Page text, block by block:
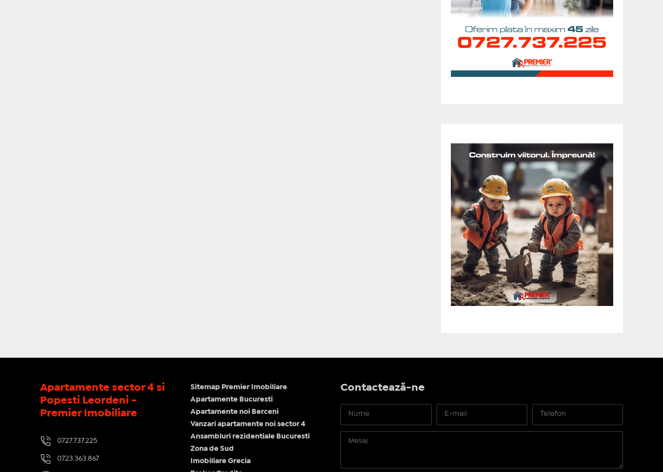
Apartamente sector 4 si
Popesti Leordeni -
Premier Imobiliare
0727.737.225
0723.363.867
Sitemap Premier Imobiliare
Apartamente Bucuresti
Apartamente noi Berceni
Vanzari apartamente noi sector 4
Ansambluri rezidentiale Bucuresti
Zona de Sud
Imobiliare Grecia
Contactează-ne